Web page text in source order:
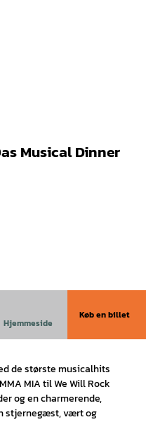
Musical Dinner
Hjemmeside
Køb en billet
følelser - direkte fra
de største musicalhits
MIA til We Will Rock
og en charmerende,
stjernegæst, vært og